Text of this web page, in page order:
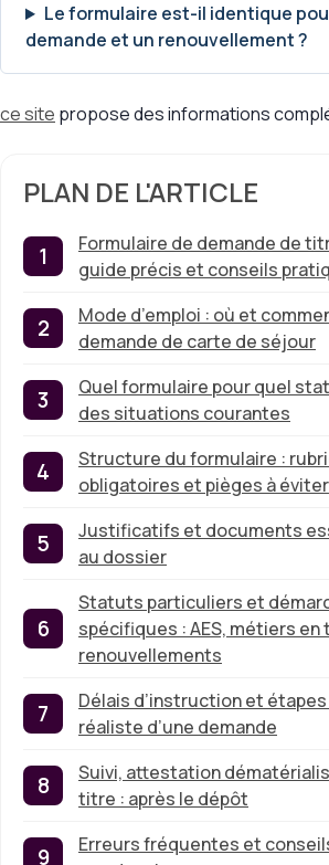
Le formulaire est-il identique
demande et un renouvellement ?
ce site propose des informations
PLAN DE L'ARTICLE
Formulaire de demande de
guide précis et conseils
Mode d’emploi : où et
demande de carte de séjour
Quel formulaire pour quel
des situations courantes
Structure du formulaire :
obligatoires et pièges à éviter
Justificatifs et documents
au dossier
Statuts particuliers et
spécifiques : AES, métiers en
renouvellements
Délais d’instruction et
réaliste d’une demande
Suivi, attestation
titre : après le dépôt
Erreurs fréquentes et